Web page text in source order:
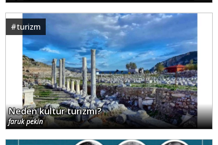
#turizm
Neden kültür turizmi?
faruk pekin